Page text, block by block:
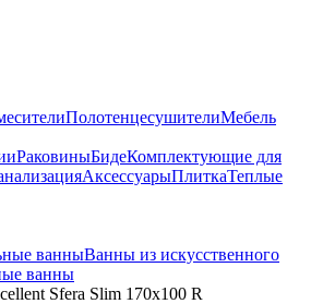
ПолотенцесушителиМебель
РаковиныБидеКомплектующие для
АксессуарыПлиткаТеплые
ванныВанны из искусственного
ванны
Sfera Slim 170х100 R